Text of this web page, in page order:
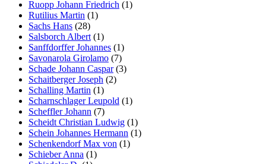
Ruopp Johann Friedrich (1)
Rutilius Martin (1)
Sachs Hans (28)
Salsborch Albert (1)
Sanffdorffer Johannes (1)
Savonarola Girolamo (7)
Schade Johann Caspar(3)
Schaitberger Joseph (2)
Schalling Martin (1)
Scharnschlager Leupold (1)
Scheffler Johann (7)
Scheidt Christian Ludwig (1)
Schein Johannes Hermann (1)
Schenkendorf Max von (1)
Schieber Anna (1)